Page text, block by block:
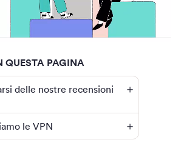
QUESTA PAGINA
delle nostre recensioni
le VPN